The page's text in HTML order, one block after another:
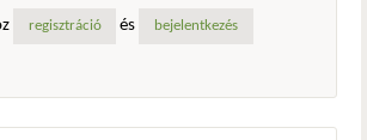
regisztráció és bejelentkezés